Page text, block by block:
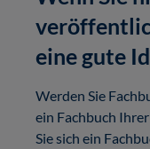
eine gute
Werden Sie
ein Fachbuch
Sie sich ein